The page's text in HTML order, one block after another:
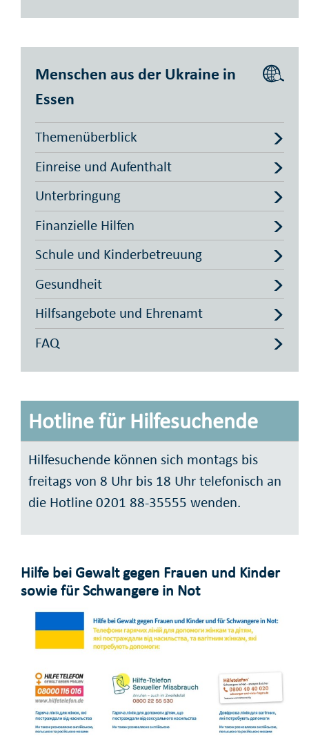
Menschen aus der Ukraine in
Essen
Themenüberblick
Einreise und Aufenthalt
Unterbringung
Finanzielle Hilfen
Schule und Kinderbetreuung
Gesundheit
Hilfsangebote und Ehrenamt
FAQ
Hotline für Hilfesuchende
Hilfesuchende können sich montags bis
freitags von 8 Uhr bis 18 Uhr telefonisch an
die Hotline 0201 88-35555 wenden.
Hilfe bei Gewalt gegen Frauen und Kinder
sowie für Schwangere in Not